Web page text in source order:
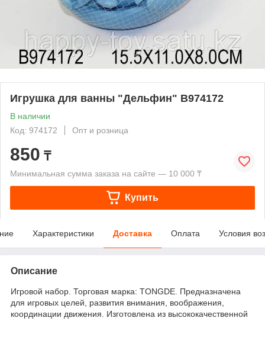
Игрушка для ванны "Дельфин" В974172
В наличии
Код: 974172
Опт и розница
850 ₸
Минимальная сумма заказа на сайте — 10 000 ₸
Купить
Характеристики Доставка Оплата Условия
Описание
Игровой набор. Торговая марка: TONGDE. Предназначена
для игровых целей, развития внимания, воображения,
координации движения. Изготовлена из высококачественной